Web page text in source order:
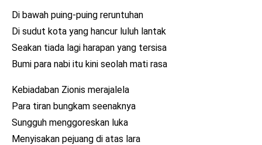
Di bawah puing-puing reruntuhan
Di sudut kota yang hancur luluh lantak
Seakan tiada lagi harapan yang tersisa
Bumi para nabi itu kini seolah mati rasa
Kebiadaban Zionis merajalela
Para tiran bungkam seenaknya
Sungguh menggoreskan luka
Menyisakan pejuang di atas lara